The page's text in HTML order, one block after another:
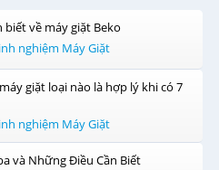
biết về máy giặt Beko
nghiệm Máy Giặt
giặt loại nào là hợp lý khi có 7
nghiệm Máy Giặt
và Những Điều Cần Biết